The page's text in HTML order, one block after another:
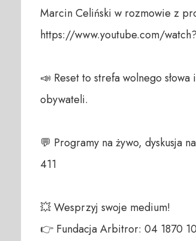
Marcin Celiński w rozmowie z
https://www.youtube.com/
📣 Reset to strefa wolnego
obywateli.
💬 Programy na żywo, dyskusja
411
💥 Wesprzyj swoje medium!
👉 Fundacja Arbitror: 04 1870